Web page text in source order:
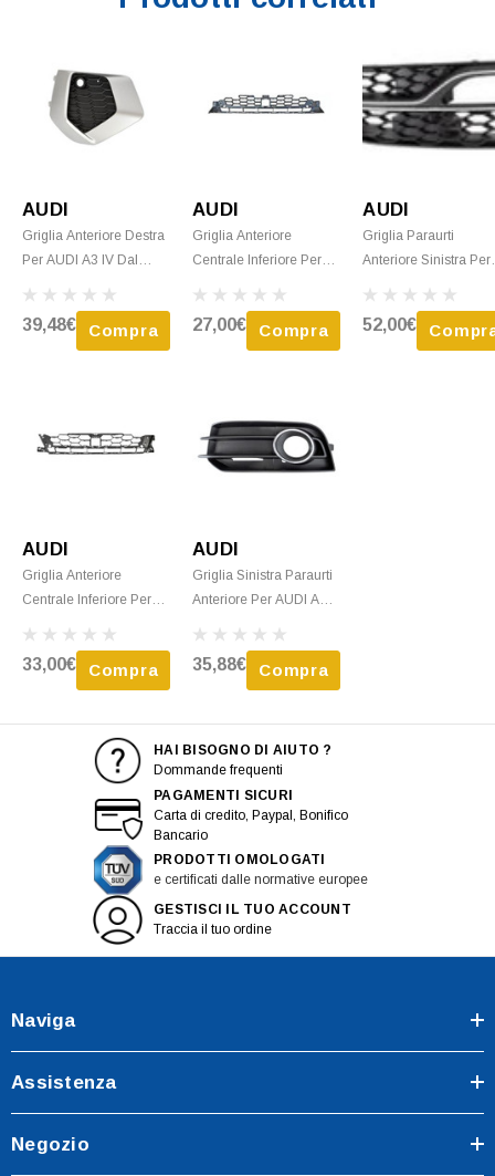
AUDI
Griglia Anteriore Destra
Per AUDI A3 IV Dal
Cornice Argento, Nuova
39,48€ Compra
AUDI
Griglia Anteriore
Centrale Inferiore Per
Nera, Nuova
27,00€ Compra
AUDI
Griglia Paraurti
Anteriore Sinistra Per
2016, Nera, Con
Argento, Mod.S3,
52,00€
AUDI
Griglia Anteriore
Centrale Inferiore Per
Nera, Mod. LINEA S,
Nuovo
33,00€ Compra
AUDI
Griglia Sinistra Paraurti
Anteriore Per AUDI A1
Sede Fendinebbia,
Nera, Con Cornice
35,88€ Compra
HAI BISOGNO DI AIUTO ?
Dommande frequenti
PAGAMENTI SICURI
Carta di credito, Paypal, Bonifico
Bancario
PRODOTTI OMOLOGATI
e certificati dalle normative europee
GESTISCI IL TUO ACCOUNT
Traccia il tuo ordine
Naviga
Assistenza
Negozio